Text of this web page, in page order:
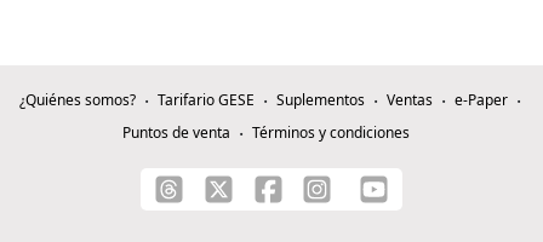
¿Quiénes somos? Tarifario GESE Suplementos Ventas
e-Paper
Puntos de venta
Términos y condiciones